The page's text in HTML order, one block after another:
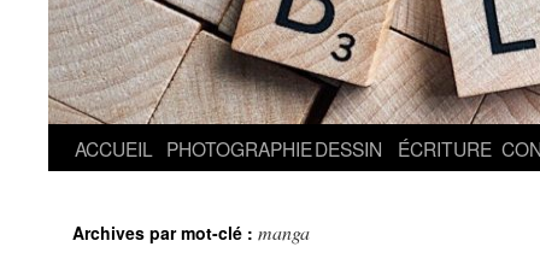
Aller
contenu
ACCUEIL PHOTOGRAPHIEDESSIN ÉCRITURE
Archives par mot-clé : manga